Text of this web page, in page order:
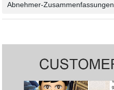
Abnehmer-Zusammenfassungen